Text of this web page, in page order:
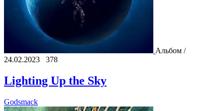
Альбом /
24.02.2023
378
Lighting Up the Sky
Godsmack